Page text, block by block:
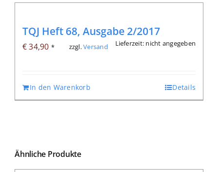
TQJ Heft 68, Ausgabe 2/2017
€34,90 * zzgl.Versand Lieferzeit: nicht angegeben
In den Warenkorb Details
Ähnliche Produkte